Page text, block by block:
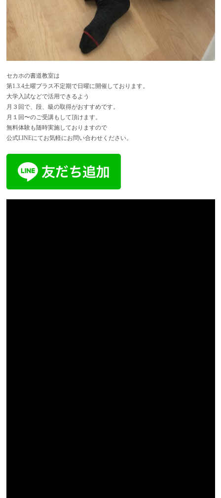
セカホの書道教室は
第1.3.4土曜プラス不定期で日曜に開催しております。
大学入試などで活用できるよう
月３回で、段、級の取得がおすすめです。
月１回〜のご受講もして頂けます。
無料体験も随時実施しておりますので
公式LINEにてお気軽にお問い合わせください。